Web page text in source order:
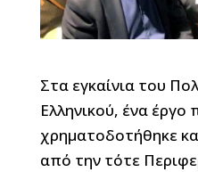
Στα εγκαίνια του
Ελληνικού, ένα έργο
χρηματοδοτήθηκε
από την τότε